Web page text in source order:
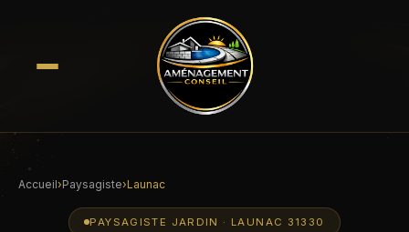
Accueil›Paysagiste›Launac
PAYSAGISTE JARDIN · LAUNAC 31330